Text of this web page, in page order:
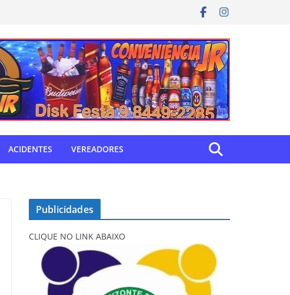
ACIDENTES VEREADORES
Publicidades
CLIQUE NO LINK ABAIXO